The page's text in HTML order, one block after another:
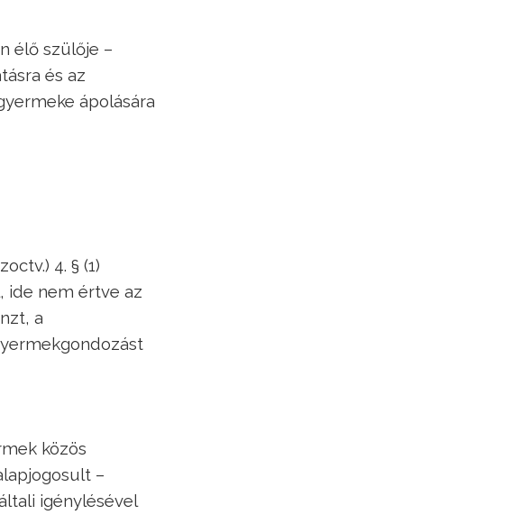
élő szülője –
és az
ápolására
4. § (1)
ide nem értve az
a
közös
–
igénylésével